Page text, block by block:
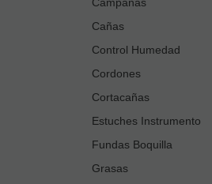
Cañas
Control Humedad
Cordones
Cortacañas
Estuches Instrumento
Fundas Boquilla
Grasas